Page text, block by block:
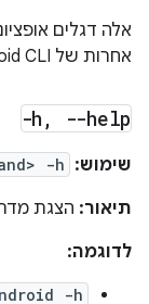
אלה דגלים
אחרות של Android CLI.
-h , --help
שימוש: -h
תיאור: הצגת
לדוגמה:
-h